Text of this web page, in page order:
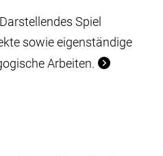
Spiel
sowie eigenständige
Arbeiten.